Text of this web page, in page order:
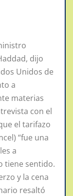
dijo
Unidos de
a
materias
con el
el tarifazo
“fue una
a
tiene sentido.
y la cena
resaltó